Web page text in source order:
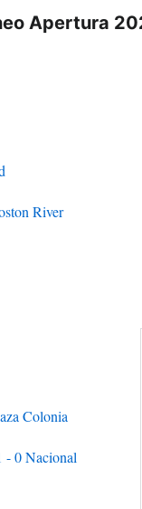
Apertura
River
Colonia
- 0 Nacional